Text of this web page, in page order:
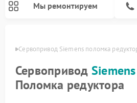
Мы ремонтируем
Сервопривод Siemens поломка
Сервопривод Siemens
Поломка редуктора